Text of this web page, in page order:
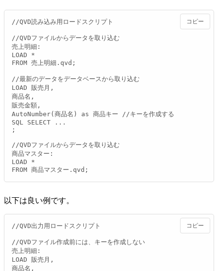
//QVD読み込み用ロードスクリプト
//QVDファイルからデータを取り込む
売上明細:
LOAD *
FROM 売上明細.qvd;
//最新のデータをデータベースから取り込む
LOAD 販売月,
商品名,
販売金額,
AutoNumber(商品名) as 商品キー //キーを作成する
SQL SELECT ...
;
//QVDファイルからデータを取り込む
商品マスター:
LOAD *
FROM 商品マスター.qvd;
コピー
以下は良い例です。
//QVD出力用ロードスクリプト
//QVDファイル作成前には、キーを作成しない
売上明細:
LOAD 販売月,
商品名,
コピー